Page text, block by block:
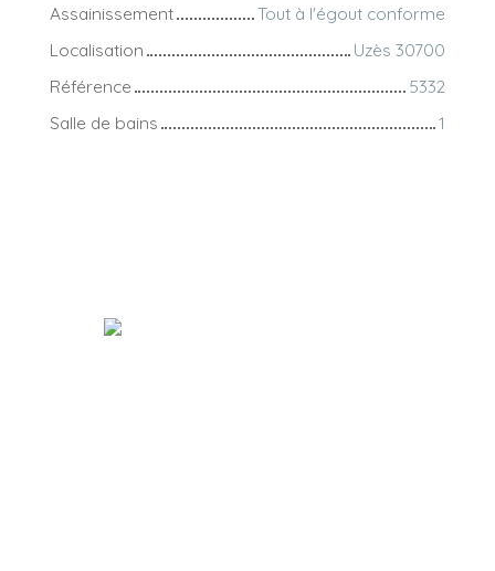
Assainissement
Tout à l'égout conforme
Localisation
Uzès 30700
Référence
5332
Salle de bains
1